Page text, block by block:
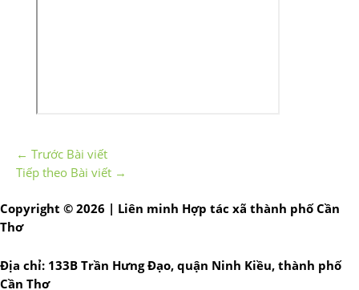
← Trước Bài viết
Tiếp theo Bài viết →
Copyright © 2026 | Liên minh Hợp tác xã thành phố Cần
Thơ
Địa chỉ: 133B Trần Hưng Đạo, quận Ninh Kiều, thành phố
Cần Thơ